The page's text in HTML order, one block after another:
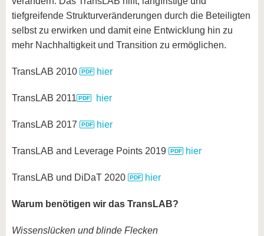
tiefgreifende Strukturveränderungen durch die Beteiligten
selbst zu erwirken und damit eine Entwicklung hin zu
mehr Nachhaltigkeit und Transition zu ermöglichen.
TransLAB 2010 hier
TransLAB 2011 hier
TransLAB 2017 hier
TransLAB and Leverage Points 2019 hier
TransLAB und DiDaT 2020 hier
Warum benötigen wir das TransLAB?
Wissenslücken und blinde Flecken